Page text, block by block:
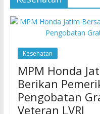
Kesehatan
MPM Honda
Berikan
Pengobatan
Veteran LVRI